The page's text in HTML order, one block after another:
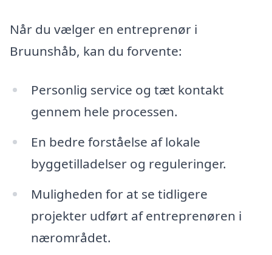
Når du vælger en entreprenør i
Bruunshåb, kan du forvente:
Personlig service og tæt kontakt
gennem hele processen.
En bedre forståelse af lokale
byggetilladelser og reguleringer.
Muligheden for at se tidligere
projekter udført af entreprenøren i
nærområdet.